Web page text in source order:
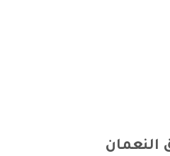
النعمان